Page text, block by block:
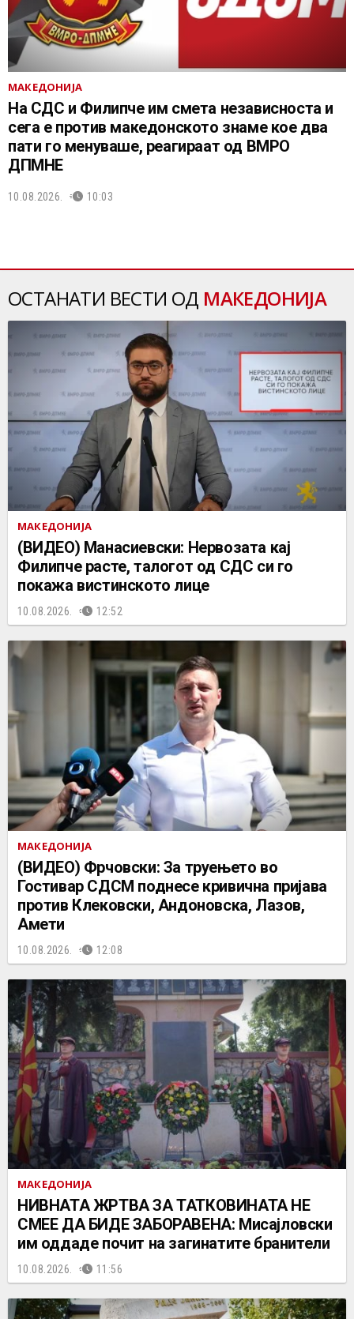
МАКЕДОНИЈА
На СДС и Филипче им смета независноста и
сега е против македонското знаме кое два
пати го менуваше, реагираат од ВМРО
ДПМНЕ
10.08.2026. 10:03
ОСТАНАТИ ВЕСТИ ОД МАКЕДОНИЈА
МАКЕДОНИЈА
(ВИДЕО) Манасиевски: Нервозата кај
Филипче расте, талогот од СДС си го
покажа вистинското лице
10.08.2026. 12:52
МАКЕДОНИЈА
(ВИДЕО) Фрчовски: За труењето во
Гостивар СДСМ поднесе кривична пријава
против Клековски, Андоновска, Лазов,
Амети
10.08.2026. 12:08
МАКЕДОНИЈА
НИВНАТА ЖРТВА ЗА ТАТКОВИНАТА НЕ
СМЕЕ ДА БИДЕ ЗАБОРАВЕНА: Мисајловски
им оддаде почит на загинатите бранители
10.08.2026. 11:56